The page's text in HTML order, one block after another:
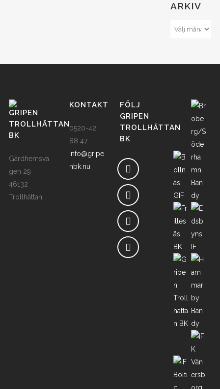
ARKIV
GRIPEN
TROLLHÄTTAN
BK
Gärdhemsvä
gen 29
46132
Trollhättan
KONTAKT
0520-42
88 47
info@gripe
nbk.nu
FÖLJ
GRIPEN
TROLLHÄTTAN
BK